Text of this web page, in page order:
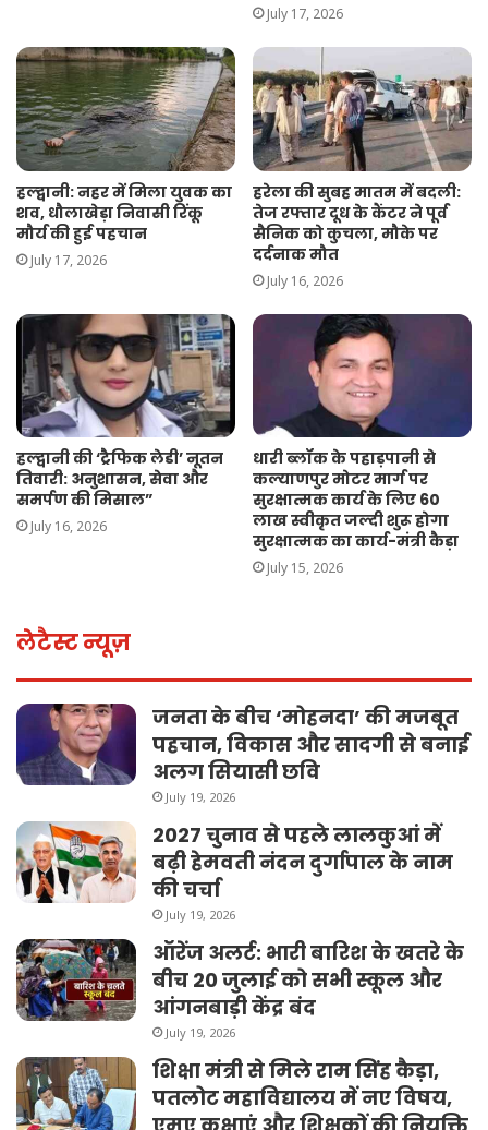
July 17, 2026
हल्द्वानी: नहर में मिला युवक का
शव, धौलाखेड़ा निवासी रिंकू
मौर्य की हुई पहचान
July 17, 2026
हरेला की सुबह मातम में बदली:
तेज रफ्तार दूध के कैंटर ने पूर्व
सैनिक को कुचला, मौके पर
दर्दनाक मौत
July 16, 2026
हल्द्वानी की ‘ट्रैफिक लेडी’ नूतन
तिवारी: अनुशासन, सेवा और
समर्पण की मिसाल”
July 16, 2026
धारी ब्लॉक के पहाड़पानी से
कल्याणपुर मोटर मार्ग पर
सुरक्षात्मक कार्य के लिए 60
लाख स्वीकृत जल्दी शुरू होगा
सुरक्षात्मक का कार्य-मंत्री कैड़ा
July 15, 2026
लेटैस्ट न्यूज़
जनता के बीच ‘मोहनदा’ की मजबूत
पहचान, विकास और सादगी से बनाई
अलग सियासी छवि
July 19, 2026
2027 चुनाव से पहले लालकुआं में
बढ़ी हेमवती नंदन दुर्गापाल के नाम
की चर्चा
July 19, 2026
ऑरेंज अलर्ट: भारी बारिश के खतरे के
बीच 20 जुलाई को सभी स्कूल और
आंगनबाड़ी केंद्र बंद
July 19, 2026
शिक्षा मंत्री से मिले राम सिंह कैड़ा,
पतलोट महाविद्यालय में नए विषय,